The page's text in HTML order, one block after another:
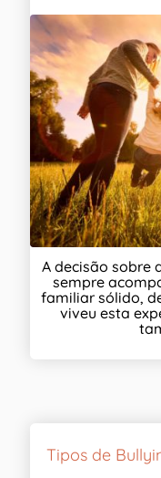
A decisão sobre
sempre
familiar sólido,
viveu esta
Tipos de